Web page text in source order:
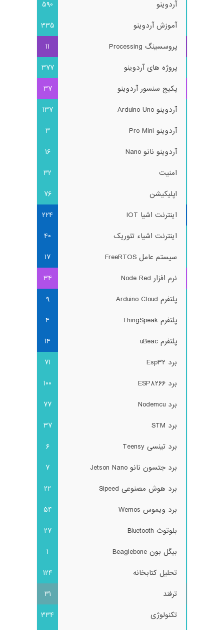
آردوینو
590
آموزش آردوینو
335
پروسسینگ Processing
11
پروژه های آردوینو
377
پکیج سنسور آردوینو
37
آردوینو Arduino Uno
137
آردوینو Pro Mini
3
آردوینو نانو Nano
16
امنیت
32
اپلیکیشن
76
اینترنت اشیا IOT
224
اینترنت اشیاء تئوریک
40
سیستم عامل FreeRTOS
17
نرم افزار Node Red
34
پلتفرم Arduino Cloud
9
پلتفرم ThingSpeak
4
پلتفرم uBeac
14
برد Esp32
71
برد ESP8266
100
برد Nodemcu
77
برد STM
37
برد تینسی Teensy
6
برد جتسون نانو Jetson Nano
7
برد هوش مصنوعی Sipeed
22
برد ویموس Wemos
54
بلوتوث Bluetooth
27
بیگل بون Beaglebone
1
تحلیل کتابخانه
124
ترفند
31
تکنولوژی
334